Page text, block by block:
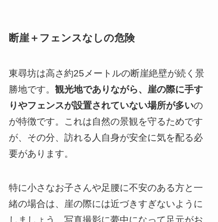
断崖＋フェンスなしの危険
東尋坊は高さ約25メートルの断崖絶壁が続く景
勝地です。 観光地でありながら、崖の際に手す
りやフェンスが設置されていない場所が多いの
が特徴です。これは自然の景観を守るためです
が、その分、訪れる人自身が安全に気を配る必
要があります。
特に小さなお子さんや足腰に不安のある方と一
緒の場合は、崖の際には近づきすぎないように